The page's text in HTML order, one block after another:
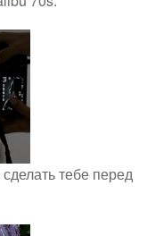
тебе перед